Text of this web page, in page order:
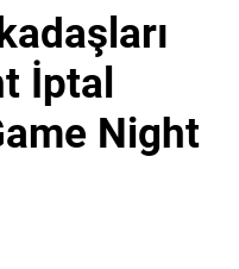
İptal
Night